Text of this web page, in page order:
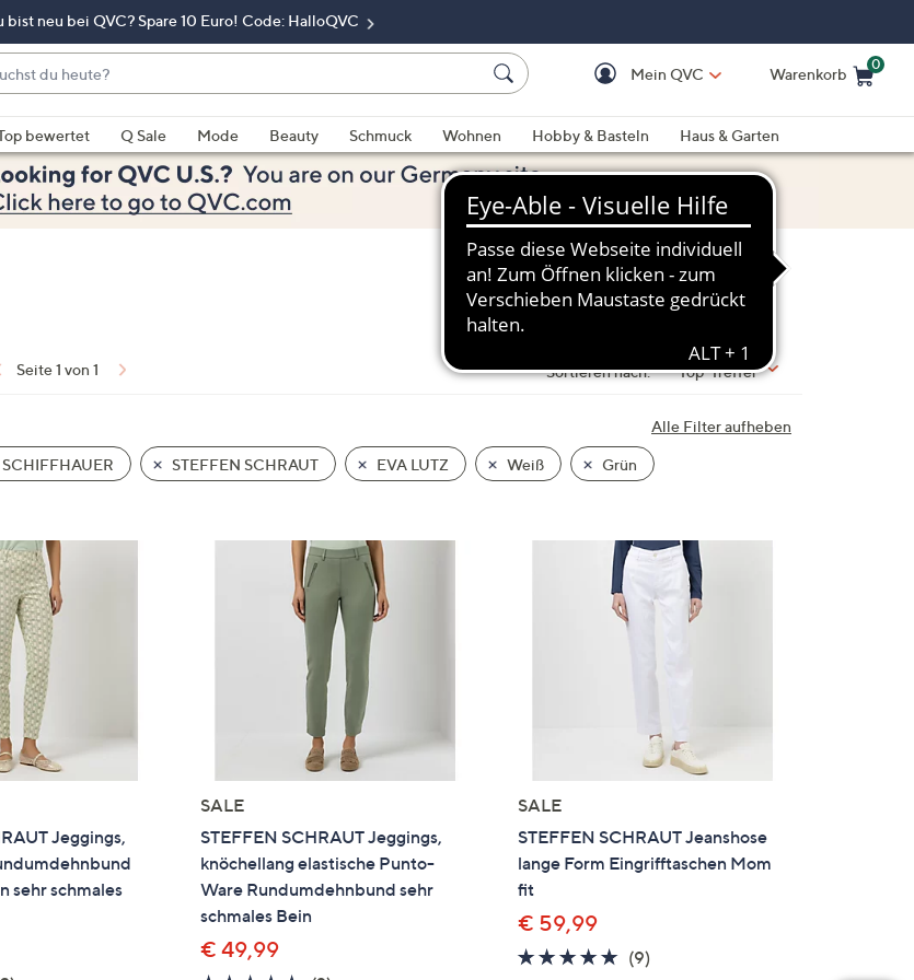
bist neu bei QVC? Spare 10 Euro! Code: HalloQVC
Mein QVC Warenkorb
0
bewertet Q Sale Mode Beauty Schmuck Wohnen Hobby & Basteln
Haus & Garten
Seite 1 von 1 Sortieren nach: Top-Treffer
Alle Filter aufheben
SCHIFFHAUER STEFFEN SCHRAUT EVA LUTZ Weiß Grün
Jeggings,
sehr schmales
SALE
STEFFEN SCHRAUT Jeggings,
knöchellang elastische Punto-
Ware Rundumdehnbund sehr
schmales Bein
€ 49,99
SALE
STEFFEN SCHRAUT Jeanshose
lange Form Eingrifftaschen Mom
fit
€ 59,99
5.0
(9)